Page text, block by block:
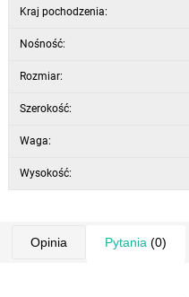
Kraj pochodzenia:
Nośność:
Rozmiar:
Szerokość:
Waga:
Wysokość:
Opinia Pytania (0)